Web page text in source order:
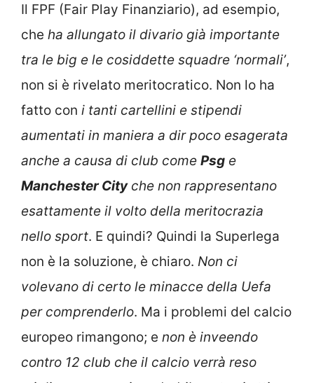
Il FPF (Fair Play Finanziario), ad esempio,
che ha allungato il divario già importante
tra le big e le cosiddette squadre ‘normali’,
non si è rivelato meritocratico. Non lo ha
fatto con i tanti cartellini e stipendi
aumentati in maniera a dir poco esagerata
anche a causa di club come Psg e
Manchester Cityche non rappresentano
esattamente il volto della meritocrazia
nello sport. E quindi? Quindi la Superlega
non è la soluzione, è chiaro. Non ci
volevano di certo le minacce della Uefa
per comprenderlo. Ma i problemi del calcio
europeo rimangono; e non è inveendo
contro 12 club che il calcio verrà reso